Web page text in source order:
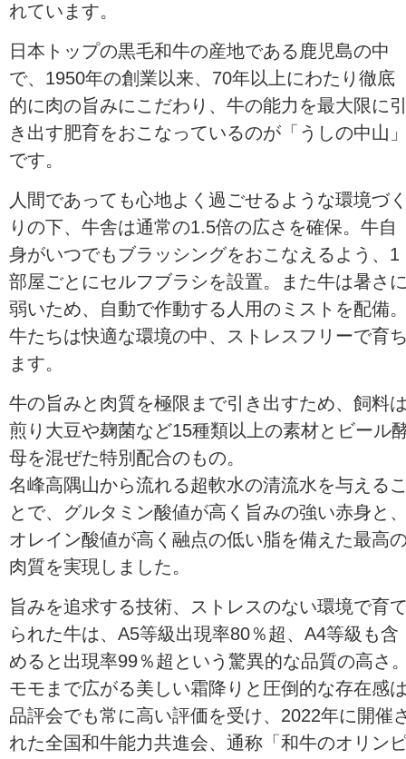
れています。
日本トップの黒毛和牛の産地である鹿児島の中
で、1950年の創業以来、70年以上にわたり徹底
的に肉の旨みにこだわり、牛の能力を最大限に
き出す肥育をおこなっているのが「うしの中山
です。
人間であっても心地よく過ごせるような環境づ
りの下、牛舎は通常の1.5倍の広さを確保。牛自
身がいつでもブラッシングをおこなえるよう、1
部屋ごとにセルフブラシを設置。また牛は暑さ
弱いため、自動で作動する人用のミストを配備
牛たちは快適な環境の中、ストレスフリーで育
ます。
牛の旨みと肉質を極限まで引き出すため、飼料
煎り大豆や麹菌など15種類以上の素材とビール
母を混ぜた特別配合のもの。
名峰高隅山から流れる超軟水の清流水を与える
とで、グルタミン酸値が高く旨みの強い赤身と
オレイン酸値が高く融点の低い脂を備えた最高
肉質を実現しました。
旨みを追求する技術、ストレスのない環境で育
られた牛は、A5等級出現率80％超、A4等級も含
めると出現率99％超という驚異的な品質の高さ
モモまで広がる美しい霜降りと圧倒的な存在感
品評会でも常に高い評価を受け、2022年に開催
れた全国和牛能力共進会、通称「和牛のオリン